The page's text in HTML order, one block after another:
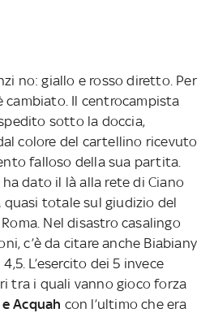
no: giallo e rosso diretto. Per
cambiato. Il centrocampista
sotto la doccia,
colore del cartellino ricevuto
falloso della sua partita.
ha dato il là alla rete di Ciano
totale sul giudizio del
Nel disastro casalingo
c’è da citare anche Biabiany
L’esercito dei 5 invece
tra i quali vanno gioco forza
Acquah con l’ultimo che era